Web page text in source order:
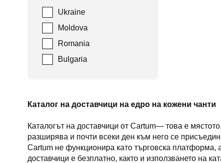
Ukraine
Moldova
Romania
Bulgaria
Каталог на доставчици на едро на кожени чанти
Каталогът на доставчици от Cartum— това е
разширява и почти всеки ден към него се
Cartum не функционира като търговска платформа,
доставчици е безплатно, както и използването на